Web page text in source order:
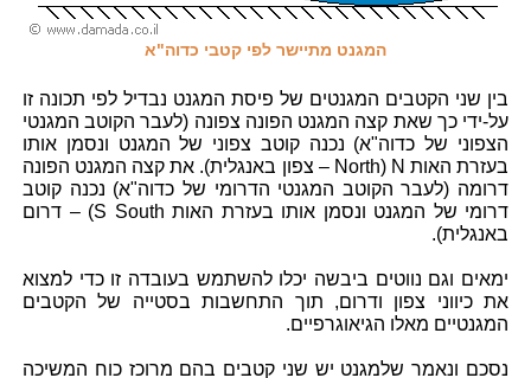
המגנט מתיישר לפי קטבי כדוה"א
בין שני הקטבים המגנטים של פיסת המגנט נבדיל לפי תכונה זו
על-ידי כך שאת קצה המגנט הפונה צפונה (לעבר הקוטב המגנטי
הצפוני של כדוה"א) נכנה קוטב צפוני של המגנט ונסמן אותו
בעזרת האות N (North – צפון באנגלית). את קצה המגנט הפונה
דרומה (לעבר הקוטב המגנטי הדרומי של כדוה"א) נכנה קוטב
דרומי של המגנט ונסמן אותו בעזרת האות S South) – דרום
באנגלית).
ימאים וגם נווטים ביבשה יכלו להשתמש בעובדה זו כדי למצוא
את כיווני צפון ודרום, תוך התחשבות בסטייה של הקטבים
המגנטיים מאלו הגיאוגרפיים.
נסכם ונאמר שלמגנט יש שני קטבים בהם מרוכז כוח המשיכה